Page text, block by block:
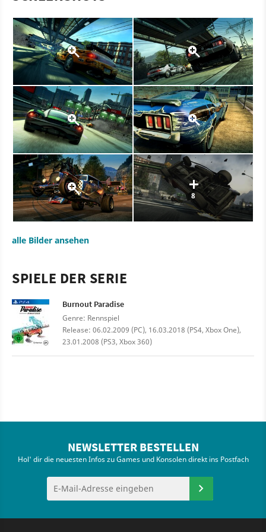
8
alle Bilder ansehen
SPIELE DER SERIE
Burnout Paradise
Genre: Rennspiel
Release: 06.02.2009 (PC), 16.03.2018 (PS4, Xbox One),
23.01.2008 (PS3, Xbox 360)
NEWSLETTER BESTELLEN
Hol' dir die neuesten Infos zu Games und Konsolen direkt ins Postfach